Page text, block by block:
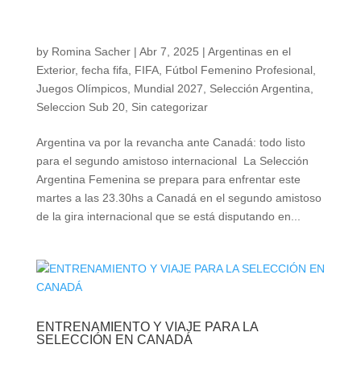
by Romina Sacher| Abr 7, 2025 | Argentinas en el
Exterior, fecha fifa FIFA, Fútbol Femenino Profesional,
Juegos Olímpicos, Mundial 2027 Selección Argentina
Seleccion Sub 20, Sin categorizar
Argentina va por la revancha ante Canadá: todo listo
para el segundo amistoso internacional La Selección
Argentina Femenina se prepara para enfrentar este
martes a las 23.30hs a Canadá en el segundo amistoso
de la gira internacional que se está disputando en...
ENTRENAMIENTO Y VIAJE PARA LA
SELECCIÓN EN CANADÁ